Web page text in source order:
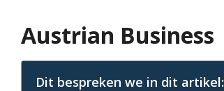
Austrian Business
Dit bespreken we in dit artikel: